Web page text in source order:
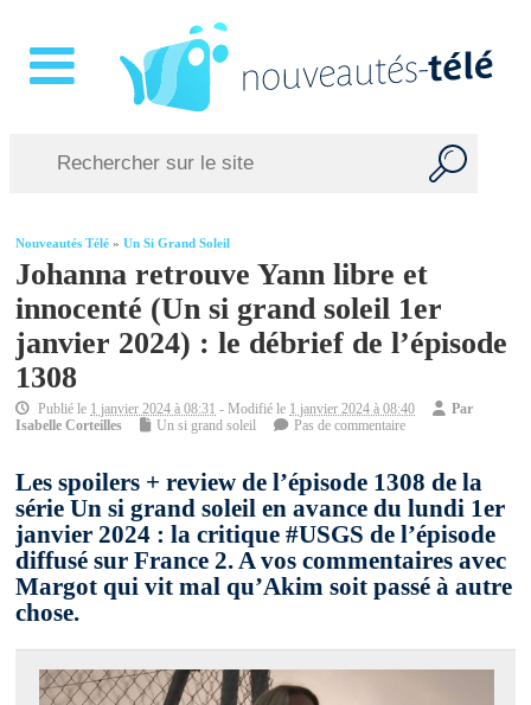
Nouveautés Télé »Un Si Grand Soleil
Johanna retrouve Yann libre et
innocenté (Un si grand soleil 1er
janvier 2024) : le débrief de l’épisode
1308
Publié le 1 janvier 2024 à 08:31 - Modifié le 1 janvier 2024 à 08:40
Par
Isabelle Corteilles
Un si grand soleil Pas de commentaire
Les spoilers + review de l’épisode 1308 de la
série Un si grand soleil en avance du lundi 1er
janvier 2024 : la critique #USGS de l’épisode
diffusé sur France 2. A vos commentaires avec
Margot qui vit mal qu’Akim soit passé à autre
chose.